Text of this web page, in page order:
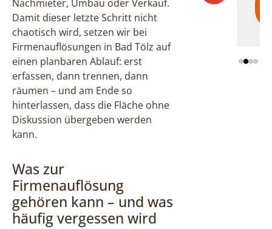
Nachmieter, Umbau oder Verkauf.
Damit dieser letzte Schritt nicht
chaotisch wird, setzen wir bei
Firmenauflösungen in Bad Tölz auf
einen planbaren Ablauf: erst
erfassen, dann trennen, dann
räumen – und am Ende so
hinterlassen, dass die Fläche ohne
Diskussion übergeben werden
kann.
Was zur
Firmenauflösung
gehören kann – und was
häufig vergessen wird
erfahren
erfahren